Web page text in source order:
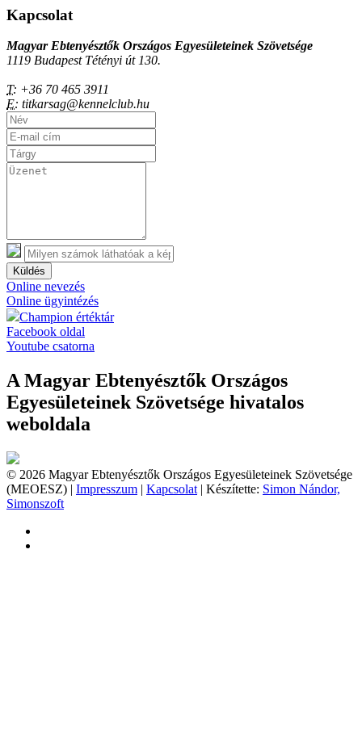
Kapcsolat
Magyar Ebtenyésztők Országos Egyesületeinek Szövetsége
1119 Budapest Tétényi út 130.
T: +36 70 465 3911
E: titkarsag@kennelclub.hu
Küldés
Online nevezés
Online ügyintézés
Champion értéktár
Facebook oldal
Youtube csatorna
A Magyar Ebtenyésztők Országos
Egyesületeinek Szövetsége hivatalos
weboldala
© 2026 Magyar Ebtenyésztők Országos Egyesületeinek Szövetsége
(MEOESZ) | Impresszum | Kapcsolat | Készítette: Simon Nándor,
Simonszoft